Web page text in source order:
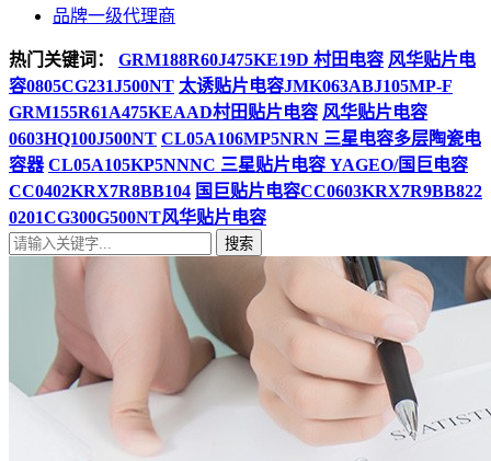
品牌一级代理商
热门关键词： GRM188R60J475KE19D 村田电容 风华贴片电
容0805CG231J500NT 太诱贴片电容JMK063ABJ105MP-F
GRM155R61A475KEAAD村田贴片电容 风华贴片电容
0603HQ100J500NT CL05A106MP5NRN 三星电容多层陶瓷电
容器 CL05A105KP5NNNC 三星贴片电容 YAGEO/国巨电容
CC0402KRX7R8BB104 国巨贴片电容CC0603KRX7R9BB822
0201CG300G500NT风华贴片电容
搜索